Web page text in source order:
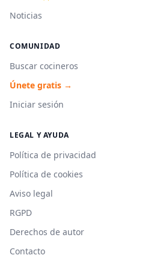
Noticias
COMUNIDAD
Buscar cocineros
Únete gratis →
Iniciar sesión
LEGAL Y AYUDA
Política de privacidad
Política de cookies
Aviso legal
RGPD
Derechos de autor
Contacto